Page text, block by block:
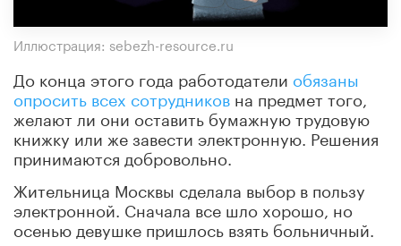
Иллюстрация: sebezh-resource.ru
До конца этого года работодатели обязаны
опросить всех сотрудниковна предмет того,
желают ли они оставить бумажную трудовую
книжку или же завести электронную. Решения
принимаются добровольно.
Жительница Москвы сделала выбор в пользу
электронной. Сначала все шло хорошо, но
осенью девушке пришлось взять больничный.